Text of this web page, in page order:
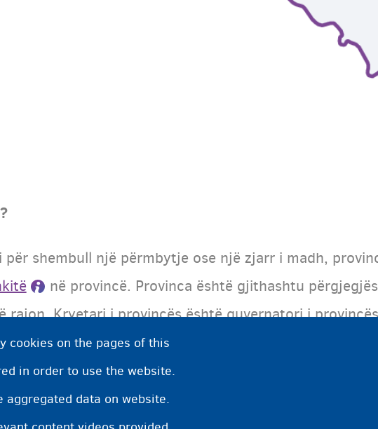
për shembull një përmbytje ose një zjarr i madh,
në provincë. Provinca është gjithashtu
rajon. Kryetari i provincës është guvernatori i
ku banoni, në fillim thoni provincën dhe pastaj bashkinë
cookies on the pages of this
in order to use the website.
data on website.